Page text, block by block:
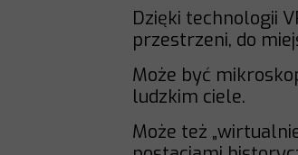
Dzięki technologii
przestrzeni, do
Może być
ludzkim ciele.
Może też